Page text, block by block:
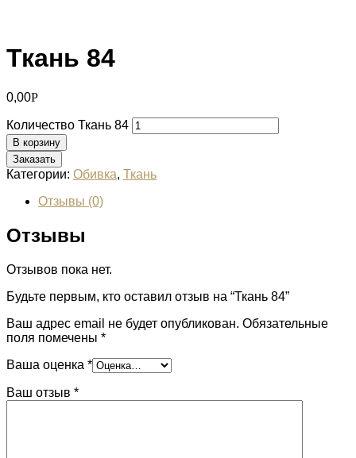
Ткань 84
0,00Р
Количество Ткань 84
В корзину
Заказать
Категории: Обивка, Ткань
Отзывы (0)
Отзывы
Отзывов пока нет.
Будьте первым, кто оставил отзыв на “Ткань 84”
Ваш адрес email не будет опубликован. Обязательные
поля помечены *
Ваша оценка *
Ваш отзыв *